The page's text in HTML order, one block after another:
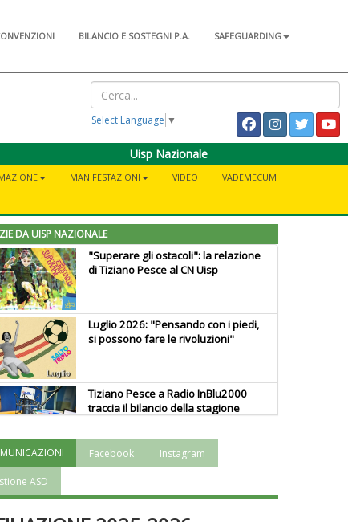
BILANCIO E SOSTEGNI P.A.
SAFEGUARDING
Select Language ▼
Uisp Nazionale
MANIFESTAZIONI VIDEO
VADEMECUM
DA UISP NAZIONALE
"Superare gli ostacoli": la relazione
di Tiziano Pesce al CN Uisp
Luglio 2026: "Pensando con i piedi,
si possono fare le rivoluzioni"
Tiziano Pesce a Radio InBlu2000
traccia il bilancio della stagione
Ddl Lobby, Uisp: “Il Parlamento
Facebook Instagram
ASD